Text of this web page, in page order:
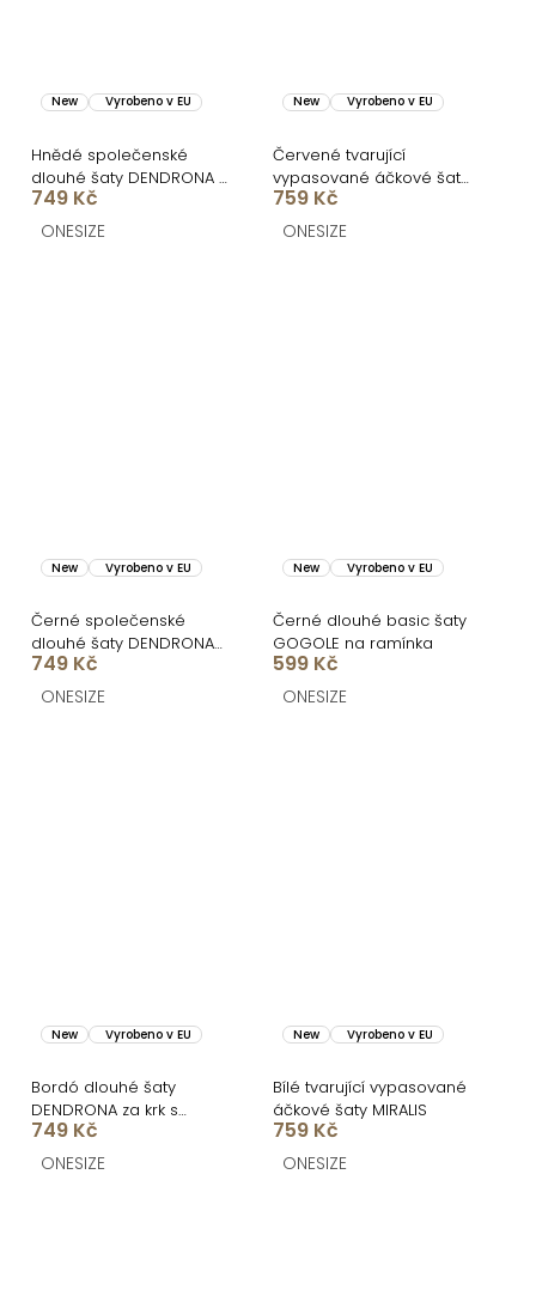
New Vyrobeno v EU
Hnědé společenské
dlouhé šaty DENDRONA s
výstřihem
749 Kč
ONESIZE
New Vyrobeno v EU
Červené tvarující
vypasované áčkové šaty
MIRALIS
759 Kč
ONESIZE
New Vyrobeno v EU
Černé společenské
dlouhé šaty DENDRONA
za krk s výstřihem
749 Kč
ONESIZE
New Vyrobeno v EU
Černé dlouhé basic šaty
GOGOLE na ramínka
599 Kč
ONESIZE
New Vyrobeno v EU
Bordó dlouhé šaty
DENDRONA za krk s
výstřihem
749 Kč
ONESIZE
New Vyrobeno v EU
Bílé tvarující vypasované
áčkové šaty MIRALIS
759 Kč
ONESIZE